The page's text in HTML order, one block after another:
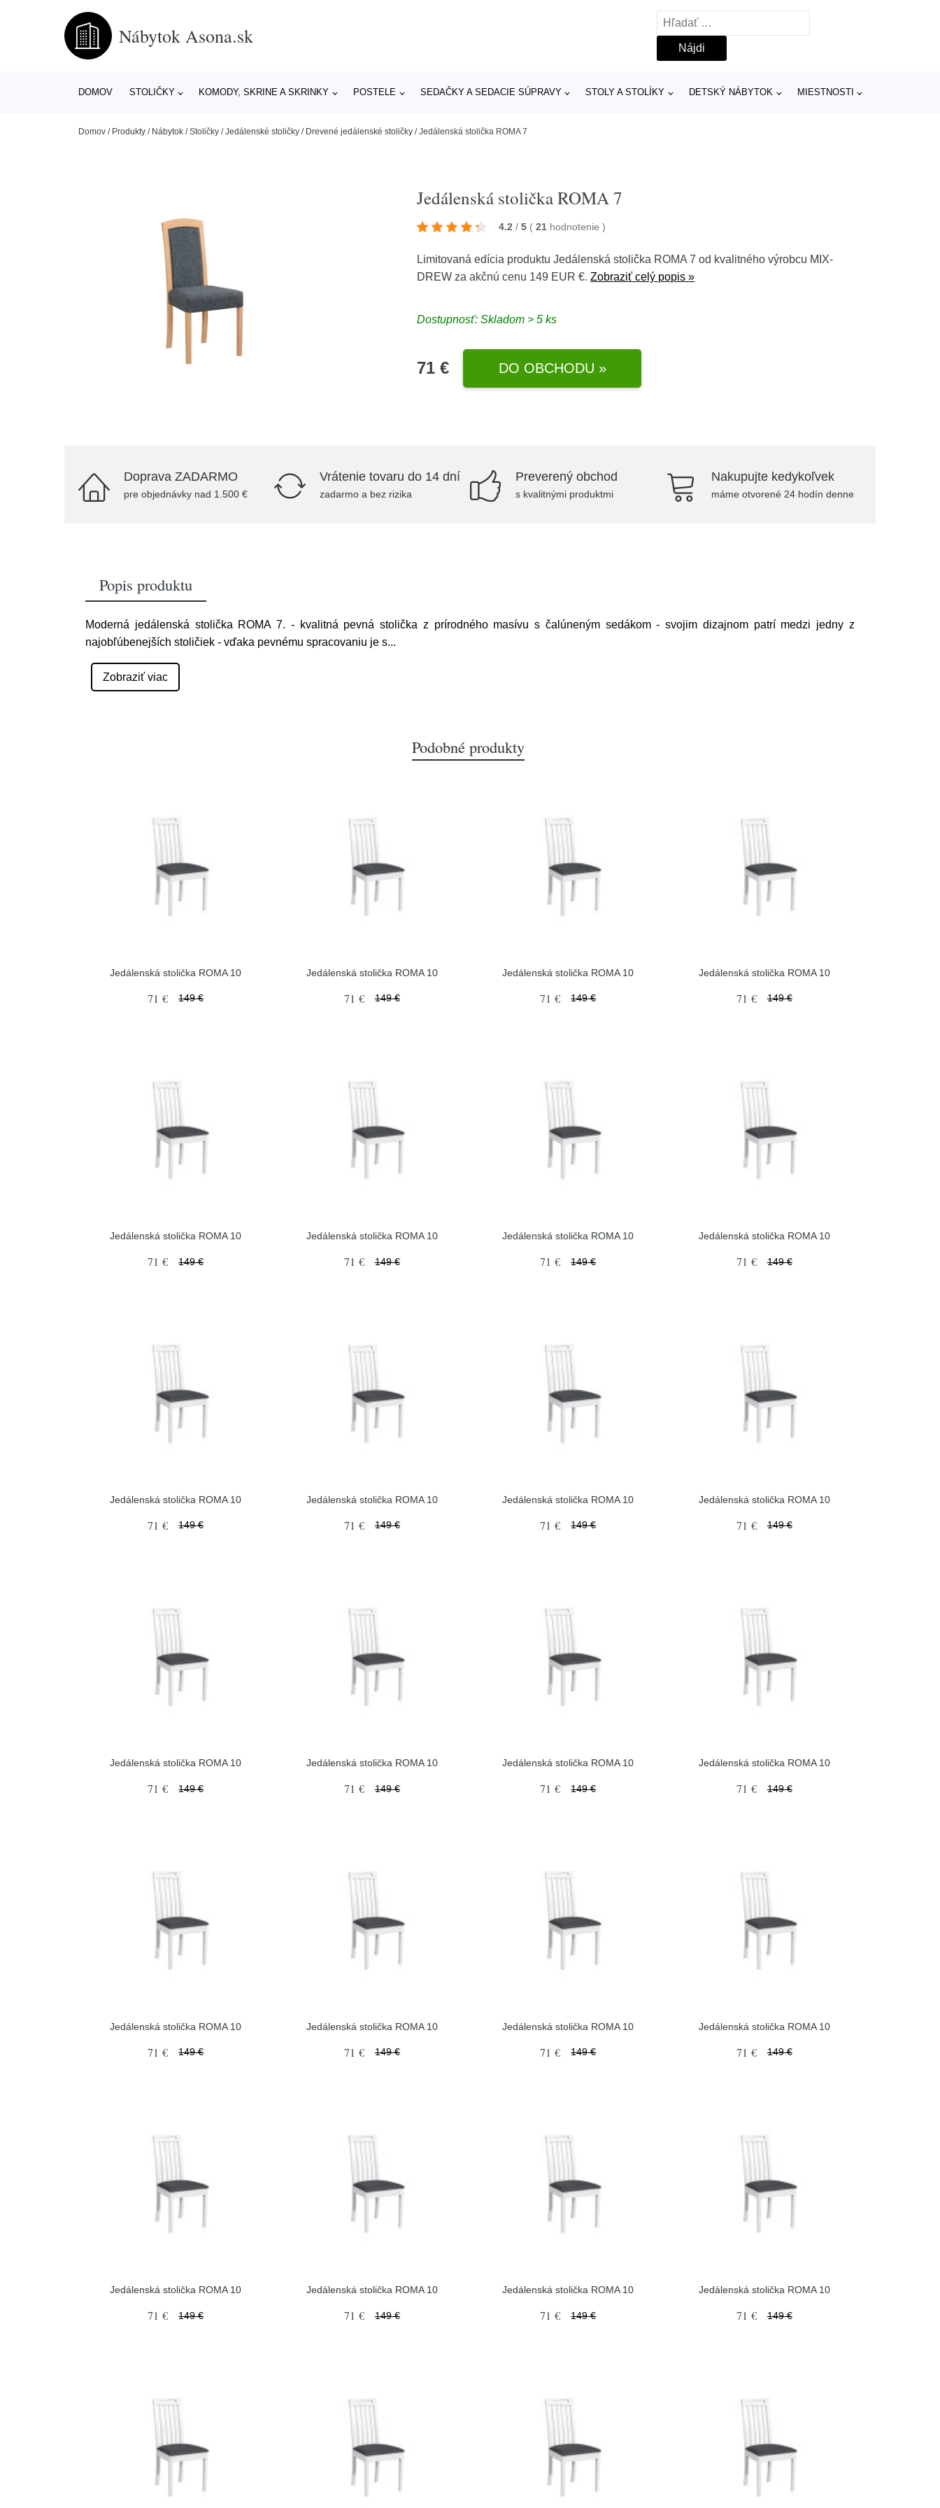
Nábytok Asona.sk
Hľadať:
DOMOV STOLIČKY KOMODY, SKRINE A SKRINKY POSTELE SEDAČKY A SEDACIE SÚPRAVY STOLY A STOLÍKY DETSKÝ NÁBYTOK MIESTNOSTI
Domov / Produkty / Nábytok /Stoličky /Jedálenské stoličky / Drevené jedálenské stoličky /Jedálenská stolička ROMA 7
Jedálenská stolička ROMA 7
4.2 / 5 ( 21 hodnotenie)
Limitovaná edícia produktu Jedálenská stolička ROMA 7 od kvalitného výrobcu MIX-
DREW za akčnú cenu 149 EUR €.Zobraziť celý popis »
Dostupnosť: Skladom > 5 ks
71 € DO OBCHODU »
Doprava ZADARMO
pre objednávky nad 1.500 €
Vrátenie tovaru do 14 dní
zadarmo a bez rizika
Preverený obchod
s kvalitnými produktmi
Nakupujte kedykoľvek
máme otvorené 24 hodín denne
Popis produktu
Moderná jedálenská stolička ROMA 7. - kvalitná pevná stolička z prírodného masívu s čalúneným sedákom - svojim dizajnom patrí medzi jedny z
najobľúbenejších stoličiek - vďaka pevnému spracovaniu je s...
Zobraziť viac
Podobné produkty
Jedálenská stolička ROMA 10
71 € 149 €
Jedálenská stolička ROMA 10
71 € 149 €
Jedálenská stolička ROMA 10
71 € 149 €
Jedálenská stolička ROMA 10
71 € 149 €
Jedálenská stolička ROMA 10
71 € 149 €
Jedálenská stolička ROMA 10
71 € 149 €
Jedálenská stolička ROMA 10
71 € 149 €
Jedálenská stolička ROMA 10
71 € 149 €
Jedálenská stolička ROMA 10
71 € 149 €
Jedálenská stolička ROMA 10
71 € 149 €
Jedálenská stolička ROMA 10
71 € 149 €
Jedálenská stolička ROMA 10
71 € 149 €
Jedálenská stolička ROMA 10
71 € 149 €
Jedálenská stolička ROMA 10
71 € 149 €
Jedálenská stolička ROMA 10
71 € 149 €
Jedálenská stolička ROMA 10
71 € 149 €
Jedálenská stolička ROMA 10
71 € 149 €
Jedálenská stolička ROMA 10
71 € 149 €
Jedálenská stolička ROMA 10
71 € 149 €
Jedálenská stolička ROMA 10
71 € 149 €
Jedálenská stolička ROMA 10
71 € 149 €
Jedálenská stolička ROMA 10
71 € 149 €
Jedálenská stolička ROMA 10
71 € 149 €
Jedálenská stolička ROMA 10
71 € 149 €